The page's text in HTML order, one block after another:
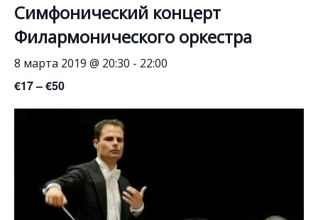
Симфонический концерт
Филармонического оркестра
8 марта 2019 @ 20:30 - 22:00
€17 – €50